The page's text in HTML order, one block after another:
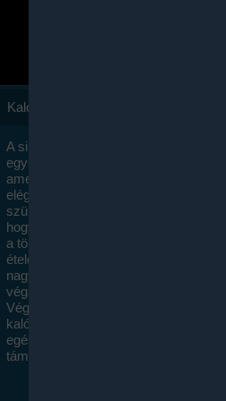
Kalóriaszámlálás
A sikeres fogyás titka valójában igen
egyszerű: égess több energiát, mint
amennyit beviszel. Természetesen
elég nagy fegyelemre és akaraterőre
szükség, de meglepődve fogod
hogy a kalóriaszámolás mennyire
a többi diétához képest. Itt nincsenek
ételek és a megengedett kalóriabevitelt
nagymértékben növelheted ha
végzel.
Végül, de nem utolsó sorban, a
kalóriaszámolás módszerét a legtöbb
egészségügyi szakorvos ajánlja és
támogatja.